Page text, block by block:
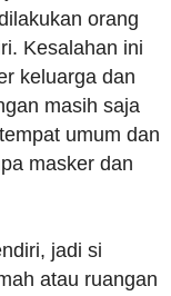
orang
Kesalahan ini
keluarga dan
masih saja
umum dan
masker dan
jadi si
atau ruangan